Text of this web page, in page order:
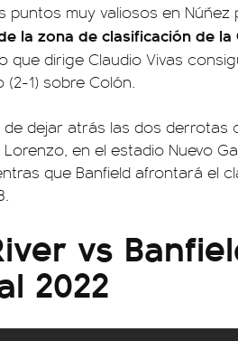
puntos muy valiosos en Núñez
la zona de clasificación de la
que dirige Claudio Vivas
1) sobre Colón.
de dejar atrás las dos derrotas
en el estadio Nuevo
que Banfield afrontará el
vs
2022